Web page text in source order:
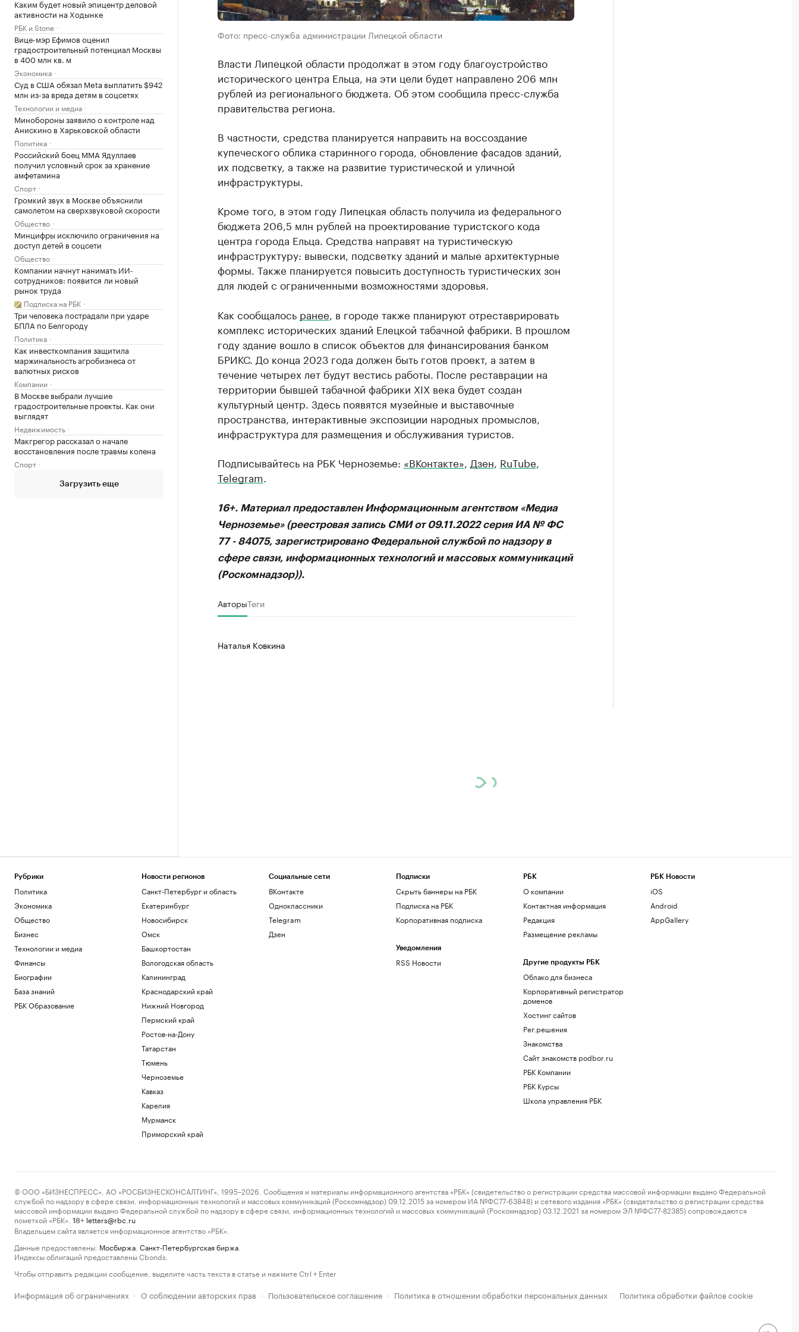
Каким будет новый эпицентр деловой
активности на Ходынке
РБК и Stone
Вице-мэр Ефимов оценил
градостроительный потенциал Москвы
в 400 млн кв. м
Экономика
Суд в США обязал Meta выплатить $942
млн из-за вреда детям в соцсетях
Технологии и медиа
Минобороны заявило о контроле над
Анискино в Харьковской области
Политика
Российский боец ММА Ядуллаев
получил условный срок за хранение
амфетамина
Спорт
Громкий звук в Москве объяснили
самолетом на сверхзвуковой скорости
Общество
Минцифры исключило ограничения на
доступ детей в соцсети
Общество
Компании начнут нанимать ИИ-
сотрудников: появится ли новый
рынок труда
Подписка на РБК
Три человека пострадали при ударе
БПЛА по Белгороду
Политика
Как инвесткомпания защитила
маржинальность агробизнеса от
валютных рисков
Компании
В Москве выбрали лучшие
градостроительные проекты. Как они
выглядят
Недвижимость
Макгрегор рассказал о начале
восстановления после травмы колена
Спорт
Загрузить еще
Фото: пресс-служба администрации Липецкой области
Власти Липецкой области продолжат в этом году благоустройство
исторического центра Ельца, на эти цели будет направлено 206 млн
рублей из регионального бюджета. Об этом сообщила пресс-служба
правительства региона.
В частности, средства планируется направить на воссоздание
купеческого облика старинного города, обновление фасадов зданий,
их подсветку, а также на развитие туристической и уличной
инфраструктуры.
Кроме того, в этом году Липецкая область получила из федерального
бюджета 206,5 млн рублей на проектирование туристского кода
центра города Ельца. Средства направят на туристическую
инфраструктуру: вывески, подсветку зданий и малые архитектурные
формы. Также планируется повысить доступность туристических зон
для людей с ограниченными возможностями здоровья.
Как сообщалось ранее , в городе также планируют отреставрировать
комплекс исторических зданий Елецкой табачной фабрики. В прошлом
году здание вошло в список объектов для финансирования банком
БРИКС. До конца 2023 года должен быть готов проект, а затем в
течение четырех лет будут вестись работы. После реставрации на
территории бывшей табачной фабрики XIX века будет создан
культурный центр. Здесь появятся музейные и выставочные
пространства, интерактивные экспозиции народных промыслов,
инфраструктура для размещения и обслуживания туристов.
Подписывайтесь на РБК Черноземье: «ВКонтакте» Дзен RuTube
Telegram
16+. Материал предоставлен Информационным агентством «Медиа
Черноземье» (реестровая запись СМИ от 09.11.2022 серия ИА № ФС
77 - 84075, зарегистрировано Федеральной службой по надзору в
сфере связи, информационных технологий и массовых коммуникаций
(Роскомнадзор)).
АвторыТеги
Наталья Ковкина
Рубрики
Политика
Экономика
Общество
Бизнес
Технологии и медиа
Финансы
Биографии
База знаний
РБК Образование
Новости регионов
Санкт-Петербург и область
Екатеринбург
Новосибирск
Омск
Башкортостан
Вологодская область
Калининград
Краснодарский край
Нижний Новгород
Пермский край
Ростов-на-Дону
Татарстан
Тюмень
Черноземье
Кавказ
Карелия
Мурманск
Приморский край
Социальные сети
ВКонтакте
Одноклассники
Telegram
Дзен
Подписки
Скрыть баннеры на РБК
Подписка на РБК
Корпоративная подписка
Уведомления
RSS Новости
РБК
О компании
Контактная информация
Редакция
Размещение рекламы
Другие продукты РБК
Облако для бизнеса
Корпоративный регистратор
доменов
Хостинг сайтов
Рег.решения
Знакомства
Сайт знакомств podbor.ru
РБК Компании
РБК Курсы
Школа управления РБК
РБК Новости
iOS
Android
AppGallery
© ООО «БИЗНЕСПРЕСС», АО «РОСБИЗНЕСКОНСАЛТИНГ», 1995–2026. Сообщения и материалы информационного агентства «РБК» (свидетельство о регистрации средства массовой информации выдано Федеральной
службой по надзору в сфере связи, информационных технологий и массовых коммуникаций (Роскомнадзор) 09.12.2015 за номером ИА №ФС77-63848) и сетевого издания «РБК» (свидетельство о регистрации средства
массовой информации выдано Федеральной службой по надзору в сфере связи, информационных технологий и массовых коммуникаций (Роскомнадзор) 03.12.2021 за номером ЭЛ №ФС77-82385) сопровождаются
пометкой «РБК».
18+ letters@rbc.ru
Владельцем сайта является информационное агентство «РБК».
Данные предоставлены: Мосбиржа Санкт-Петербургская биржа
Индексы облигаций предоставлены Cbonds.
Чтобы отправить редакции сообщение, выделите часть текста в статье и нажмите Ctrl + Enter
Информация об ограничениях · О соблюдении авторских прав · Пользовательское соглашение · Политика в отношении обработки персональных данных · Политика обработки файлов cookie